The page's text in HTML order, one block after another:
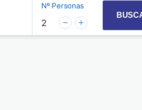
to interact with the calendar
arrow key to interact with the
Nº Personas
2